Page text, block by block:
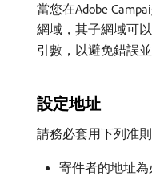
當您在Adobe
網域，其子網域可
引數，以避免錯誤
設定地址
請務必套用下列准則
寄件者的地址為